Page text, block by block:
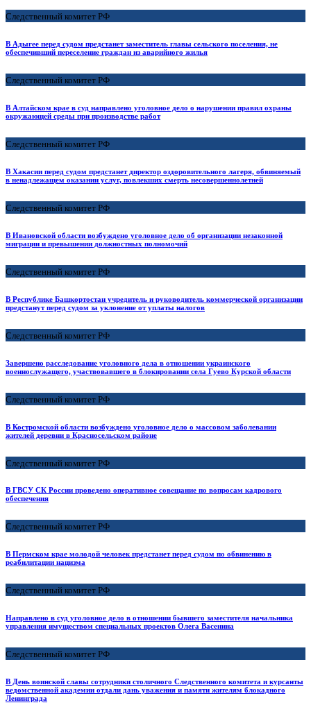
Следственный комитет РФ
В Адыгее перед судом предстанет заместитель главы сельского поселения, не
обеспечивший переселение граждан из аварийного жилья
Следственный комитет РФ
В Алтайском крае в суд направлено уголовное дело о нарушении правил охраны
окружающей среды при производстве работ
Следственный комитет РФ
В Хакасии перед судом предстанет директор оздоровительного лагеря, обвиняемый
в ненадлежащем оказании услуг, повлекших смерть несовершеннолетней
Следственный комитет РФ
В Ивановской области возбуждено уголовное дело об организации незаконной
миграции и превышении должностных полномочий
Следственный комитет РФ
В Республике Башкортостан учредитель и руководитель коммерческой организации
предстанут перед судом за уклонение от уплаты налогов
Следственный комитет РФ
Завершено расследование уголовного дела в отношении украинского
военнослужащего, участвовавшего в блокировании села Гуево Курской области
Следственный комитет РФ
В Костромской области возбуждено уголовное дело о массовом заболевании
жителей деревни в Красносельском районе
Следственный комитет РФ
В ГВСУ СК России проведено оперативное совещание по вопросам кадрового
обеспечения
Следственный комитет РФ
В Пермском крае молодой человек предстанет перед судом по обвинению в
реабилитации нацизма
Следственный комитет РФ
Направлено в суд уголовное дело в отношении бывшего заместителя начальника
управления имуществом специальных проектов Олега Васенина
Следственный комитет РФ
В День воинской славы сотрудники столичного Следственного комитета и курсанты
ведомственной академии отдали дань уважения и памяти жителям блокадного
Ленинграда